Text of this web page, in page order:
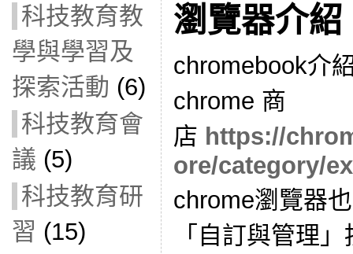
科技教育教
學與學習及
探索活動 (6)
科技教育會
議 (5)
科技教育研
習 (15)
瀏覽器介紹
chromebook介
chrome 商
店 https://
ore/category/
chrome瀏覽器
「自訂與管理